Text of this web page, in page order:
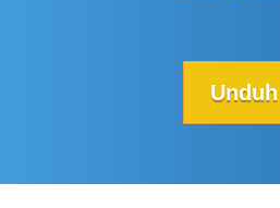
Unduh